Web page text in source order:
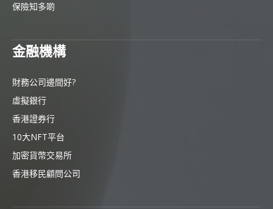
保險知多啲
金融機構
財務公司邊間好?
虛擬銀行
香港證券行
10大NFT平台
加密貨幣交易所
香港移民顧問公司